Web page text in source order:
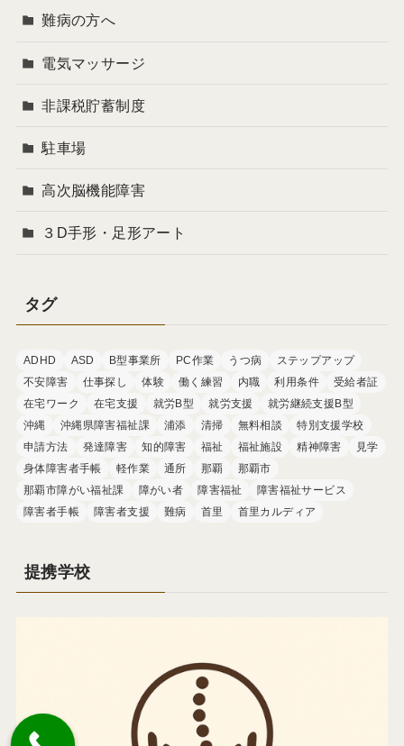
難病の方へ
電気マッサージ
非課税貯蓄制度
駐車場
高次脳機能障害
３D手形・足形アート
タグ
ADHD ASD B型事業所 PC作業 うつ病
ステップアップ
不安障害
仕事探し 体験 働く練習 内職 利用条件
受給者証
在宅ワーク
在宅支援 就労B型 就労支援
就労継続支援B型
沖縄
沖縄県障害福祉課 浦添 清掃 無料相談
特別支援学校
申請方法
発達障害 知的障害 福祉 福祉施設 精神障害
見学
身体障害者手帳
軽作業 通所 那覇
那覇市
那覇市障がい福祉課
障がい者 障害福祉
障害福祉サービス
障害者手帳
障害者支援 難病 首里 首里カルディア
提携学校